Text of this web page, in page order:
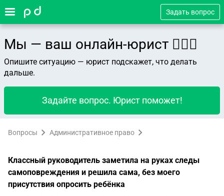
Задать вопрос
Мы — ваш онлайн-юрист 👨🏻‍⚖️
Опишите ситуацию — юрист подскажет, что делать
дальше.
Задайте вопрос. Юрист поможет!
Вопросы Административное право
Классный руководитель заметила на руках следы
самоповреждения и решила сама, без моего
присутствия опросить ребёнка